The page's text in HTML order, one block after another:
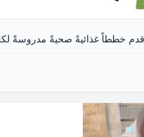
خططاً غذائيةً صحيةً مدروسةً